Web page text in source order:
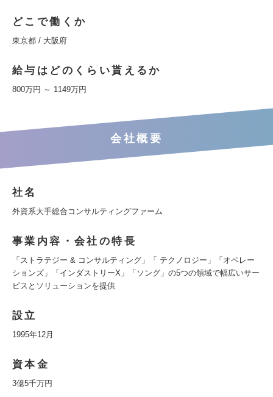
どこで働くか
東京都 / 大阪府
給与はどのくらい貰えるか
800万円 ～ 1149万円
会社概要
社名
外資系大手総合コンサルティングファーム
事業内容・会社の特長
「ストラテジー & コンサルティング」「 テクノロジー」「オペレー
ションズ」「インダストリーX」「ソング」の5つの領域で幅広いサー
ビスとソリューションを提供
設立
1995年12月
資本金
3億5千万円